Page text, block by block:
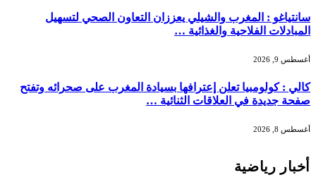
سانتياغو : المغرب والشيلي يعززان التعاون الصحي لتسهيل
المبادلات الفلاحية والغذائية …
أغسطس 9, 2026
كالي : كولومبيا تعلن إعترافها بسيادة المغرب على صحرائه وتفتح
صفحة جديدة في العلاقات الثنائية …
أغسطس 8, 2026
أخبار رياضية